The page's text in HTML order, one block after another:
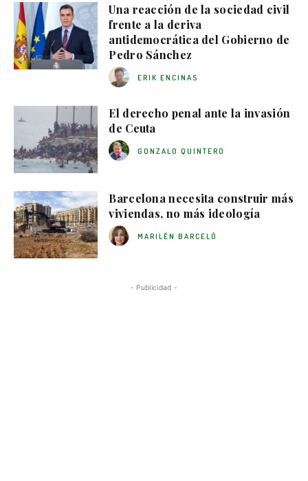
Una reacción de la sociedad civil
frente a la deriva
antidemocrática del Gobierno de
Pedro Sánchez
ERIK ENCINAS
El derecho penal ante la invasión
de Ceuta
GONZALO QUINTERO
Barcelona necesita construir más
viviendas, no más ideología
MARILÉN BARCELÓ
- Publicidad -